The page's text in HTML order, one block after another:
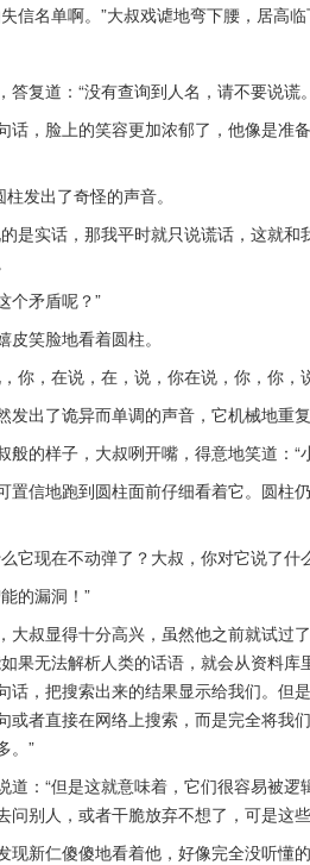
信名单啊。”大叔戏谑地弯下腰，居高
答复道：“没有查询到人名，请不要说谎
话，脸上的笑容更加浓郁了，他像是准
发出了奇怪的声音。
是实话，那我平时就只说谎话，这就
个矛盾呢？”
笑脸地看着圆柱。
你，在说，在，说，你在说，你，你
发出了诡异而单调的声音，它机械地重
般的样子，大叔咧开嘴，得意地笑道：“
置信地跑到圆柱面前仔细看着它。圆柱
它现在不动弹了？大叔，你对它说了什
的漏洞！”
大叔显得十分高兴，虽然他之前就试过
果无法解析人类的话语，就会从资料
话，把搜索出来的结果显示给我们。但
或者直接在网络上搜索，而是完全将我
。”
道：“但是这就意味着，它们很容易被
问别人，或者干脆放弃不想了，可是这
现新仁傻傻地看着他，好像完全没听懂